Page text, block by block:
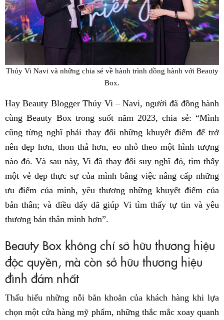
Thúy Vi Navi và những chia sẻ về hành trình đồng hành với Beauty
Box.
Hay Beauty Blogger Thúy Vi – Navi, người đã đồng hành
cùng Beauty Box trong suốt năm 2023, chia sẻ: “Mình
cũng từng nghĩ phải thay đổi những khuyết điểm để trở
nên đẹp hơn, thon thả hơn, eo nhỏ theo một hình tượng
nào đó. Và sau này, Vi đã thay đổi suy nghĩ đó, tìm thấy
một vẻ đẹp thực sự của mình bằng việc nâng cấp những
ưu điểm của mình, yêu thương những khuyết điểm của
bản thân; và điều đấy đã giúp Vi tìm thấy tự tin và yêu
thương bản thân mình hơn”.
Beauty Box không chỉ sỡ hữu thương hiệu
độc quyền, mà còn sở hữu thương hiệu
đình đám nhất
Thấu hiểu những nỗi băn khoăn của khách hàng khi lựa
chọn một cửa hàng mỹ phẩm, những thắc mắc xoay quanh